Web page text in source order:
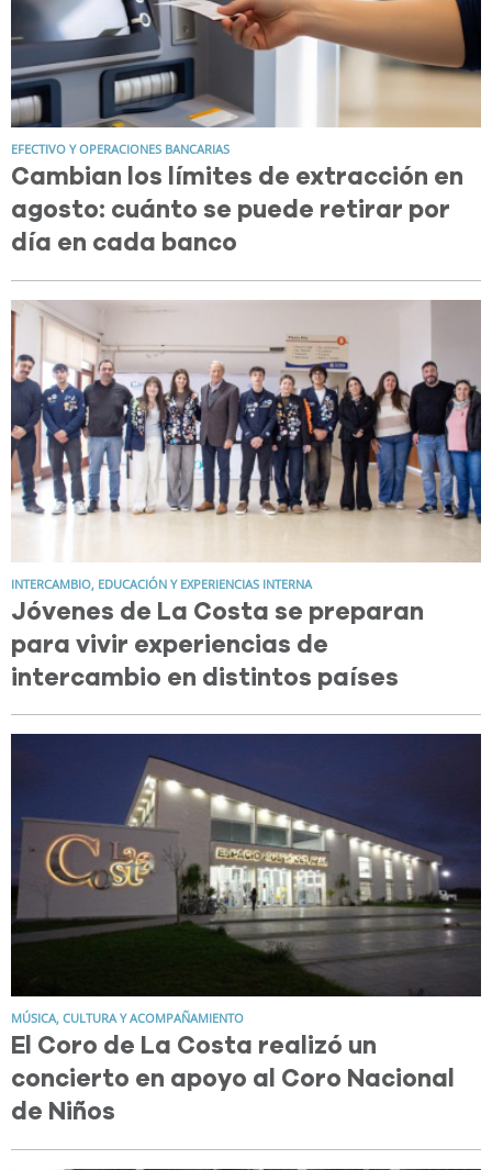
EFECTIVO Y OPERACIONES BANCARIAS
Cambian los límites de extracción en
agosto: cuánto se puede retirar por
día en cada banco
INTERCAMBIO, EDUCACIÓN Y EXPERIENCIAS INTERNA
Jóvenes de La Costa se preparan
para vivir experiencias de
intercambio en distintos países
MÚSICA, CULTURA Y ACOMPAÑAMIENTO
El Coro de La Costa realizó un
concierto en apoyo al Coro Nacional
de Niños